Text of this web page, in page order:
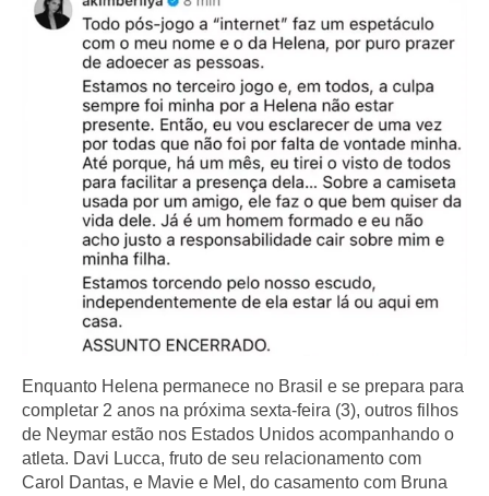
Enquanto Helena permanece no Brasil e se prepara para
completar 2 anos na próxima sexta-feira (3), outros filhos
de Neymar estão nos Estados Unidos acompanhando o
atleta. Davi Lucca, fruto de seu relacionamento com
Carol Dantas, e Mavie e Mel, do casamento com Bruna